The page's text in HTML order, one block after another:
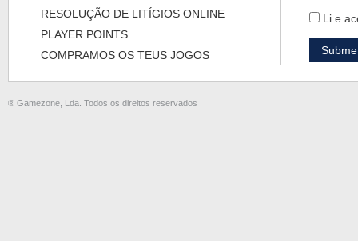
RESOLUÇÃO DE LITÍGIOS ONLINE
PLAYER POINTS
COMPRAMOS OS TEUS JOGOS
Li e
® Gamezone, Lda. Todos os direitos reservados